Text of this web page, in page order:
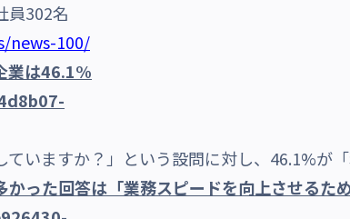
員302名
news-100/
業は46.1%
いますか？」という設問に対し、46.1%が
った回答は「業務スピードを向上させるた